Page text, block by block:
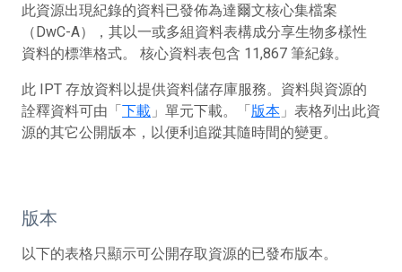
此資源出現紀錄的資料已發佈為達爾文核心集檔案
（DwC-A），其以一或多組資料表構成分享生物多樣性
資料的標準格式。 核心資料表包含 11,867 筆紀錄。
此 IPT 存放資料以提供資料儲存庫服務。資料與資源的
詮釋資料可由「下載 」單元下載。「版本 」表格列出此資
源的其它公開版本，以便利追蹤其隨時間的變更。
版本
以下的表格只顯示可公開存取資源的已發布版本。